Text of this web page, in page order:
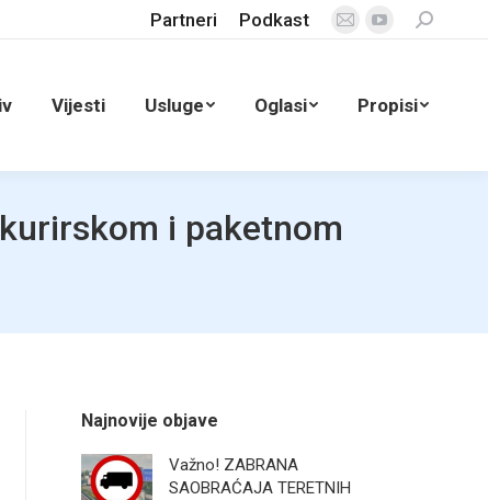
Partneri Podkast
Mail
window
YouTube
in
window
Search:
Vijesti Usluge Oglasi Propisi
i paketnom
Najnovije objave
Važno! ZABRANA
SAOBRAĆAJA TERETNIH